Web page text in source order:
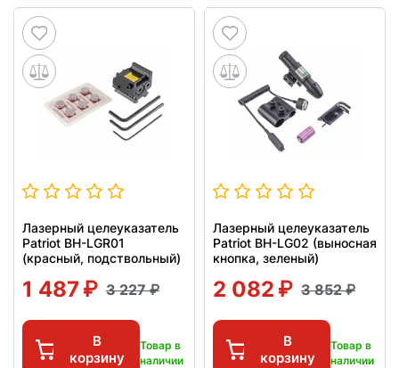
Лазерный целеуказатель
Patriot BH-LGR01
(красный, подствольный)
1 487 3 227
В
корзину
Товар в
наличии
Лазерный целеуказатель
Patriot BH-LG02 (выносная
кнопка, зеленый)
2 082 3 852
В
корзину
Товар в
наличии